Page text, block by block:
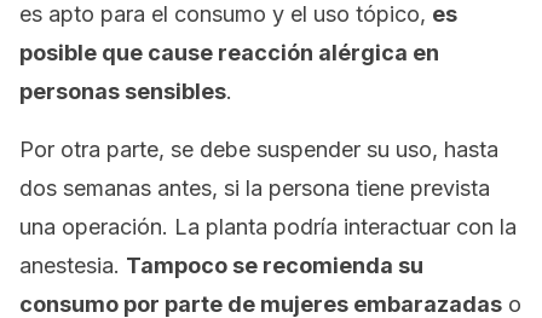
es apto para el consumo y el uso tópico, es
posible que cause reacción alérgica en
personas sensibles.
Por otra parte, se debe suspender su uso, hasta
dos semanas antes, si la persona tiene prevista
una operación. La planta podría interactuar con la
anestesia. Tampoco se recomienda su
consumo por parte de mujeres embarazadas o